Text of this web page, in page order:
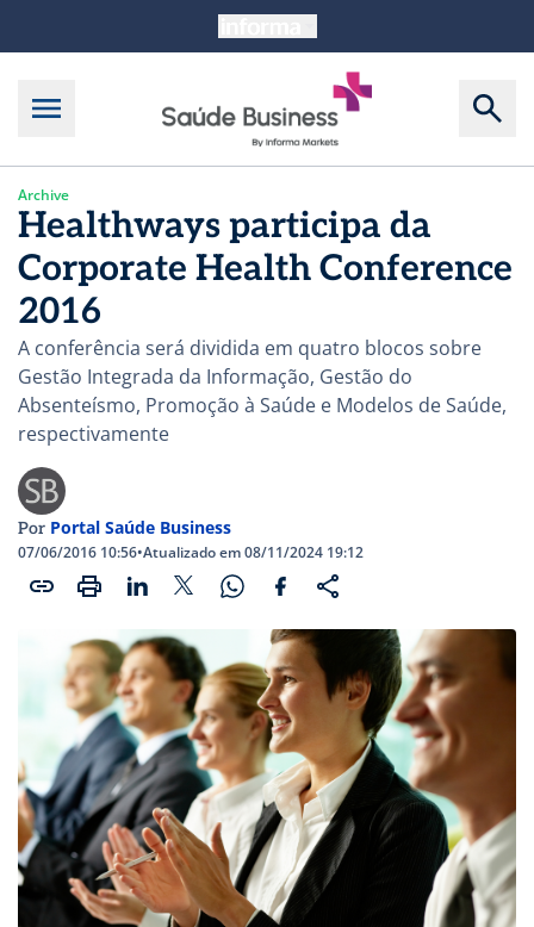
Archive
Healthways participa da
Corporate Health Conference
2016
A conferência será dividida em quatro blocos sobre
Gestão Integrada da Informação, Gestão do
Absenteísmo, Promoção à Saúde e Modelos de Saúde,
respectivamente
Por Portal Saúde Business
07/06/2016 10:56•Atualizado em 08/11/2024 19:12